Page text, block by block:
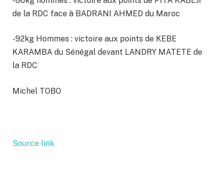
de la RDC face à BADRANI AHMED du Maroc
-92kg Hommes : victoire aux points de KEBE
KARAMBA du Sénégal devant LANDRY MATETE de
la RDC
Michel TOBO
Source link